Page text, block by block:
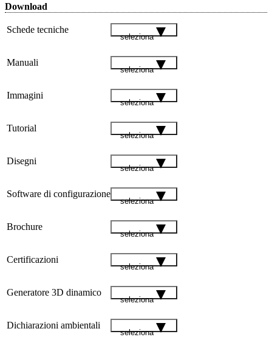
Download
Schede tecniche
seleziona
Manuali
seleziona
Immagini
seleziona
Tutorial
seleziona
Disegni
seleziona
Software di configurazione
seleziona
Brochure
seleziona
Certificazioni
seleziona
Generatore 3D dinamico
seleziona
Dichiarazioni ambientali
seleziona